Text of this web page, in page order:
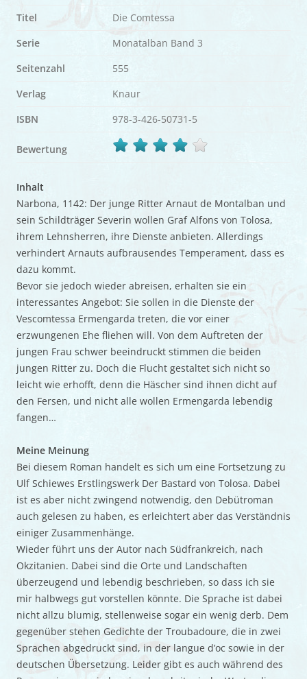
Titel
Die Comtessa
Serie
Monatalban Band 3
Seitenzahl
555
Verlag
Knaur
ISBN
978-3-426-50731-5
Bewertung
Inhalt
Narbona, 1142: Der junge Ritter Arnaut de Montalban und
sein Schildträger Severin wollen Graf Alfons von Tolosa,
ihrem Lehnsherren, ihre Dienste anbieten. Allerdings
verhindert Arnauts aufbrausendes Temperament, dass es
dazu kommt.
Bevor sie jedoch wieder abreisen, erhalten sie ein
interessantes Angebot: Sie sollen in die Dienste der
Vescomtessa Ermengarda treten, die vor einer
erzwungenen Ehe fliehen will. Von dem Auftreten der
jungen Frau schwer beeindruckt stimmen die beiden
jungen Ritter zu. Doch die Flucht gestaltet sich nicht so
leicht wie erhofft, denn die Häscher sind ihnen dicht auf
den Fersen, und nicht alle wollen Ermengarda lebendig
fangen…
Meine Meinung
Bei diesem Roman handelt es sich um eine Fortsetzung zu
Ulf Schiewes Erstlingswerk Der Bastard von Tolosa. Dabei
ist es aber nicht zwingend notwendig, den Debütroman
auch gelesen zu haben, es erleichtert aber das Verständnis
einiger Zusammenhänge.
Wieder führt uns der Autor nach Südfrankreich, nach
Okzitanien. Dabei sind die Orte und Landschaften
überzeugend und lebendig beschrieben, so dass ich sie
mir halbwegs gut vorstellen könnte. Die Sprache ist dabei
nicht allzu blumig, stellenweise sogar ein wenig derb. Dem
gegenüber stehen Gedichte der Troubadoure, die in zwei
Sprachen abgedruckt sind, in der langue d’oc sowie in der
deutschen Übersetzung. Leider gibt es auch während des